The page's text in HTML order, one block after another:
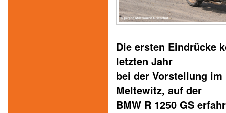
Die ersten Eindrücke
letzten Jahr
bei der Vorstellung im
Meltewitz, auf der
BMW R 1250 GS